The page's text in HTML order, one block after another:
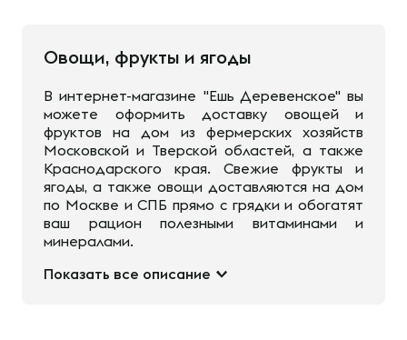
Овощи, фрукты и ягоды
В интернет-магазине "Ешь Деревенское" вы
можете оформить доставку овощей и
фруктов на дом из фермерских хозяйств
Московской и Тверской областей, а также
Краснодарского края. Свежие фрукты и
ягоды, а также овощи доставляются на дом
по Москве и СПБ прямо с грядки и обогатят
ваш рацион полезными витаминами и
минералами.
Показать все описание